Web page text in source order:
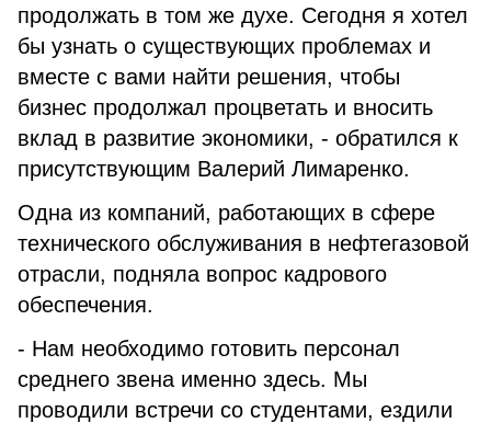
продолжать в том же духе. Сегодня я хотел
бы узнать о существующих проблемах и
вместе с вами найти решения, чтобы
бизнес продолжал процветать и вносить
вклад в развитие экономики, - обратился к
присутствующим Валерий Лимаренко.
Одна из компаний, работающих в сфере
технического обслуживания в нефтегазовой
отрасли, подняла вопрос кадрового
обеспечения.
- Нам необходимо готовить персонал
среднего звена именно здесь. Мы
проводили встречи со студентами, ездили